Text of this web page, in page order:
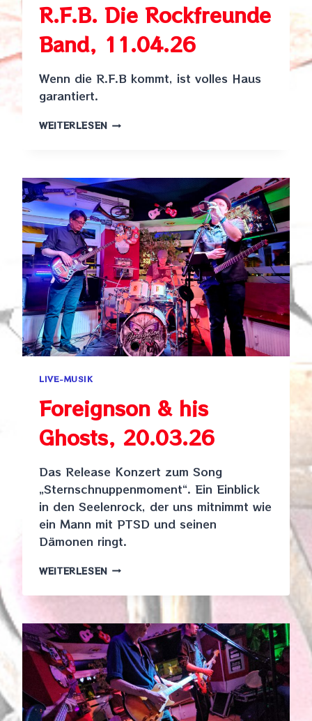
R.F.B. Die Rockfreunde
Band, 11.04.26
Wenn die R.F.B kommt, ist volles Haus
garantiert.
WEITERLESEN R.F.B.
11.04.26
LIVE-MUSIK
Foreignson & his
Ghosts, 20.03.26
Das Release Konzert zum Song
„Sternschnuppenmoment“. Ein Einblick
in den Seelenrock, der uns mitnimmt wie
ein Mann mit PTSD und seinen
Dämonen ringt.
WEITERLESEN FOREIGNSON
HIS
GHOSTS,
20.03.26